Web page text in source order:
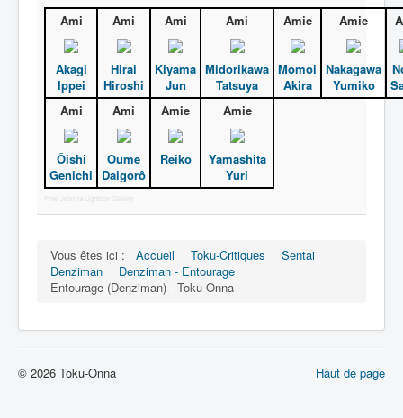
Ami
Akagi
Ippei
Ami
Hirai
Hiroshi
Ami
Kiyama
Jun
Ami
Midorikawa
Tatsuya
Amie
Momoi
Akira
Amie
Nakagawa
Yumiko
Ami
Ôishi
Genichi
Ami
Oume
Daigorô
Amie
Reiko
Amie
Yamashita
Yuri
Vous êtes ici : Accueil Toku-Critiques
Sentai
Denziman
Denziman - Entourage
Entourage (Denziman) - Toku-Onna
Haut de page
© 2026 Toku-Onna